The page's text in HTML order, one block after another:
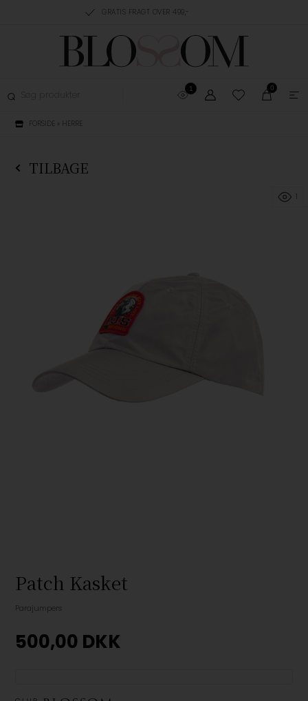
GRATIS FRAGT OVER 499,-
1 0
FORSIDE » HERRE
TILBAGE
Patch Kasket
Parajumpers
500,00 DKK
1